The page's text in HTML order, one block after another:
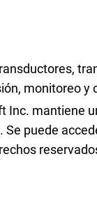
monitoreo
Inc. mantiene
puede